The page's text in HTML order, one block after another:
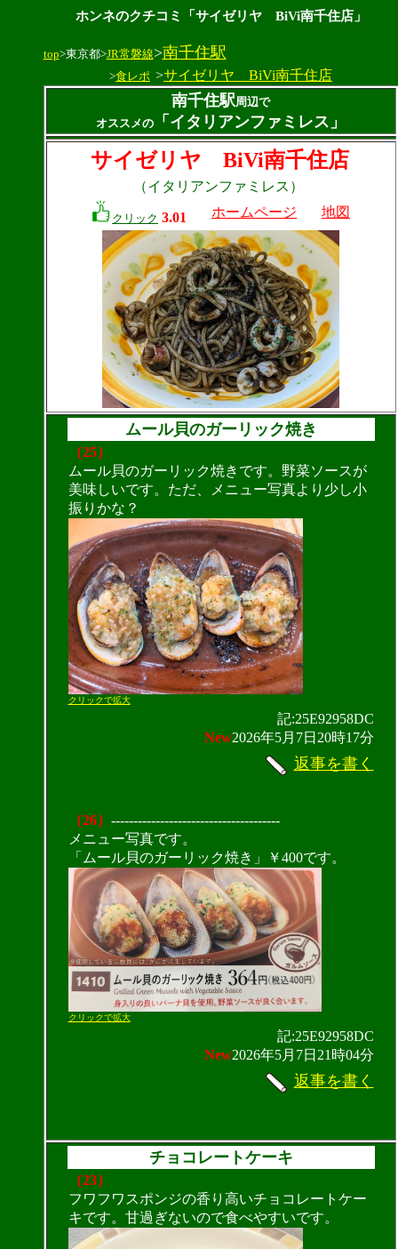
ホンネのクチコミ「サイゼリヤ BiVi南千住店」
top>東京都>JR常磐線>南千住駅
>食レポ >サイゼリヤ BiVi南千住店
南千住駅周辺で
オススメの
「イタリアンファミレス」
サイゼリヤ BiVi南千住店
（イタリアンファミレス）
クリック 3.01 ホームページ 地図
ムール貝のガーリック焼き
（25）
ムール貝のガーリック焼きです。野菜ソースが
美味しいです。ただ、メニュー写真より少し小
振りかな？
クリックで拡大
記:25E92958DC
New2026年5月7日20時17分
返事を書く
（26） --------------------------------------
メニュー写真です。
「ムール貝のガーリック焼き」￥400です。
クリックで拡大
記:25E92958DC
New2026年5月7日21時04分
返事を書く
チョコレートケーキ
（23）
フワフワスポンジの香り高いチョコレートケー
キです。甘過ぎないので食べやすいです。